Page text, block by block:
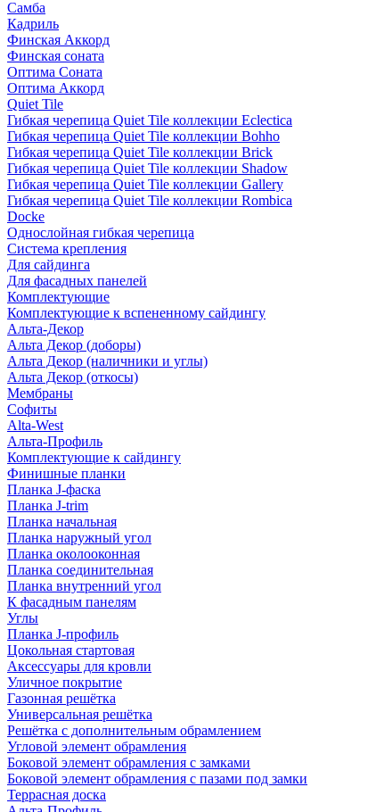
Самба
Кадриль
Финская Аккорд
Финская соната
Оптима Соната
Оптима Аккорд
Quiet Tile
Гибкая черепица Quiet Tile коллекции Eclectica
Гибкая черепица Quiet Tile коллекции Bohho
Гибкая черепица Quiet Tile коллекции Brick
Гибкая черепица Quiet Tile коллекции Shadow
Гибкая черепица Quiet Tile коллекции Gallery
Гибкая черепица Quiet Tile коллекции Rombica
Docke
Однослойная гибкая черепица
Система крепления
Для сайдинга
Для фасадных панелей
Комплектующие
Комплектующие к вспененному сайдингу
Альта-Декор
Альта Декор (доборы)
Альта Декор (наличники и углы)
Альта Декор (откосы)
Мембраны
Софиты
Alta-West
Альта-Профиль
Комплектующие к сайдингу
Финишные планки
Планка J-фаска
Планка J-trim
Планка начальная
Планка наружный угол
Планка околооконная
Планка соединительная
Планка внутренний угол
К фасадным панелям
Углы
Планка J-профиль
Цокольная стартовая
Аксессуары для кровли
Уличное покрытие
Газонная решётка
Универсальная решётка
Решётка с дополнительным обрамлением
Угловой элемент обрамления
Боковой элемент обрамления с замками
Боковой элемент обрамления с пазами под замки
Террасная доска